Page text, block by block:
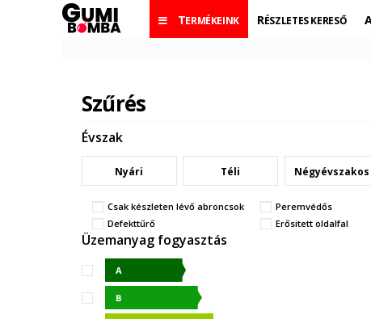
TERMÉKEINK RÉSZLETES KERESŐ
Szűrés
Évszak
Nyári Téli Négyévszakos
Csak készleten lévő abroncsok
Peremvédős
Defekttűrő
Erősitett oldalfal
Üzemanyag fogyasztás